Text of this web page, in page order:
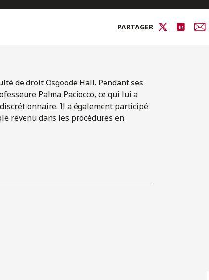
PARTAGER
de droit Osgoode Hall. Pendant ses
Palma Paciocco, ce qui lui a
Il a également participé
revenu dans les procédures en